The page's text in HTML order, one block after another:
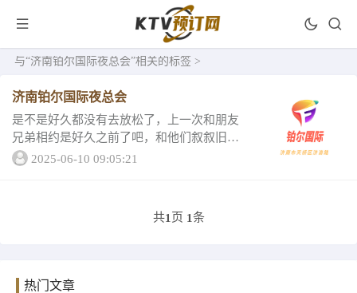
与“济南铂尔国际夜总会”相关的标签 >
济南铂尔国际夜总会
是不是好久都没有去放松了，上一次和朋友
兄弟相约是好久之前了吧，和他们叙叙旧聊
聊天吧，接下来让我为您说一说济南最好玩
2025-06-10 09:05:21
共1 页 1条
热门文章